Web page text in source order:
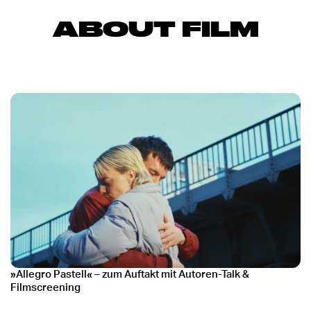
ABOUT FILM
»Allegro Pastell« – zum Auftakt mit Autoren-Talk &
Filmscreening